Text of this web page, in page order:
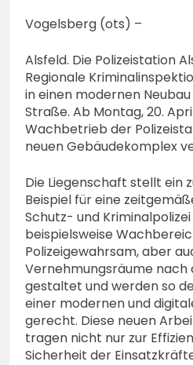
Vogelsberg (ots) –
Alsfeld. Die Polizeistation
Regionale
in einen modernen
Straße. Ab Montag, 20.
Wachbetrieb der
neuen Gebäudekomplex
Die Liegenschaft stellt ein
Beispiel für eine
Schutz- und Kriminalpolizei
beispielsweise
Polizeigewahrsam, aber
Vernehmungsräume nach
gestaltet und werden so
einer modernen und
gerecht. Diese neuen
tragen nicht nur zur
Sicherheit der